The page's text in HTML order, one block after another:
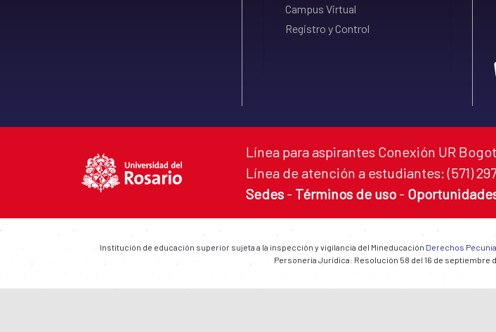
Campus Virtual
Registro y Control
Línea para aspirantes Conexión UR
Línea de atención a estudiantes: (571)
Sedes - Términos de uso -
Institución de educación superior sujeta a la inspección y vigilancia del Mineducación Derechos
Personería Jurídica: Resolución 58 del 16 de septiembre